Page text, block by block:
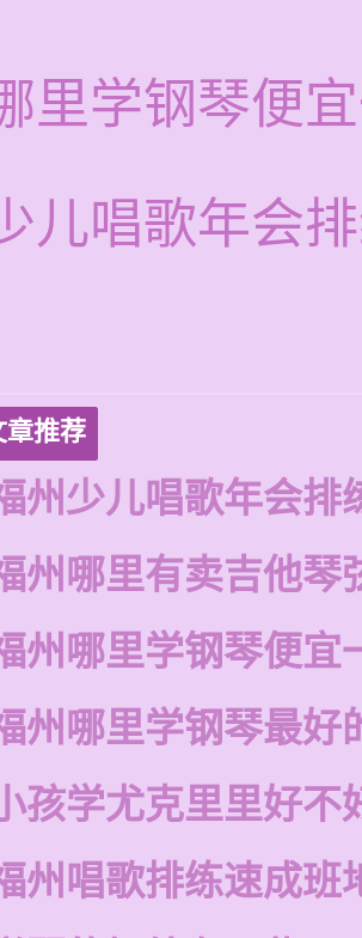
里学钢琴便
儿唱歌年会
章推荐
州少儿唱歌年会排
州哪里有卖吉他琴
州哪里学钢琴便宜
州哪里学钢琴最好
孩学尤克里里好不
州唱歌排练速成班